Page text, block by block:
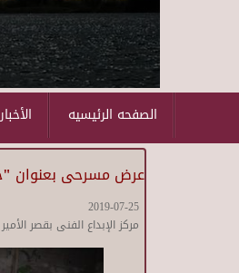
الأخبار الصفحه الرئيسيه
عرض مسرحى بعنوان
2019-07-25
مركز الإبداع الفنى بقصر